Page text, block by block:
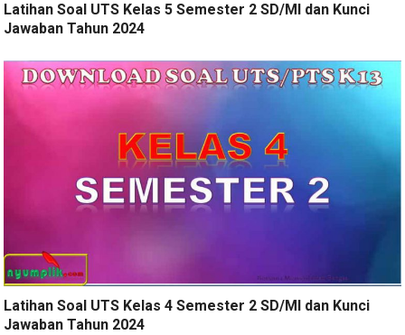
Latihan Soal UTS Kelas 5 Semester 2 SD/MI dan Kunci
Jawaban Tahun 2024
Latihan Soal UTS Kelas 4 Semester 2 SD/MI dan Kunci
Jawaban Tahun 2024